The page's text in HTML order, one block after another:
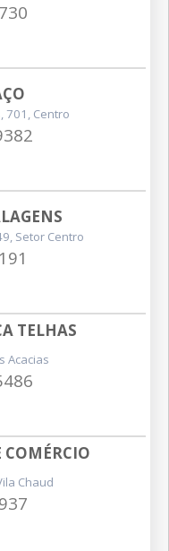
701, Centro
Setor Centro
TELHAS
Acacias
Chaud